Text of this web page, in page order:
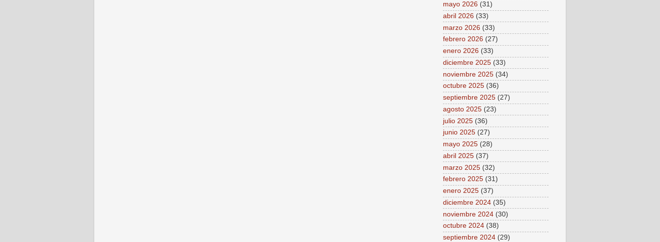
mayo 2026 (31)
abril 2026 (33)
marzo 2026 (33)
febrero 2026 (27)
enero 2026 (33)
diciembre 2025 (33)
noviembre 2025 (34)
octubre 2025 (36)
septiembre 2025 (27)
agosto 2025 (23)
julio 2025 (36)
junio 2025 (27)
mayo 2025 (28)
abril 2025 (37)
marzo 2025 (32)
febrero 2025 (31)
enero 2025 (37)
diciembre 2024 (35)
noviembre 2024 (30)
octubre 2024 (38)
septiembre 2024 (29)